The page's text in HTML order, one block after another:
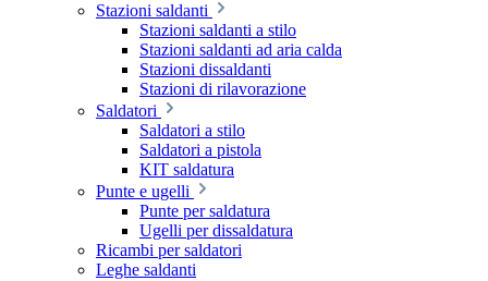
Stazioni saldanti
Stazioni saldanti a stilo
Stazioni saldanti ad aria calda
Stazioni dissaldanti
Stazioni di rilavorazione
Saldatori
Saldatori a stilo
Saldatori a pistola
KIT saldatura
Punte e ugelli
Punte per saldatura
Ugelli per dissaldatura
Ricambi per saldatori
Leghe saldanti